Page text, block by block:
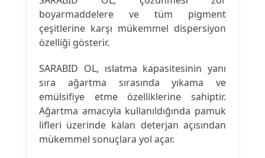
boyarmaddelere ve tüm pigment
çeşitlerine karşı mükemmel dispersiyon
özelliği gösterir.
SARABID OL, ıslatma kapasitesinin yanı
sıra ağartma sırasında yıkama ve
emülsifiye etme özelliklerine sahiptir.
Ağartma amacıyla kullanıldığında pamuk
lifleri üzerinde kalan deterjan açısından
mükemmel sonuçlara yol açar.